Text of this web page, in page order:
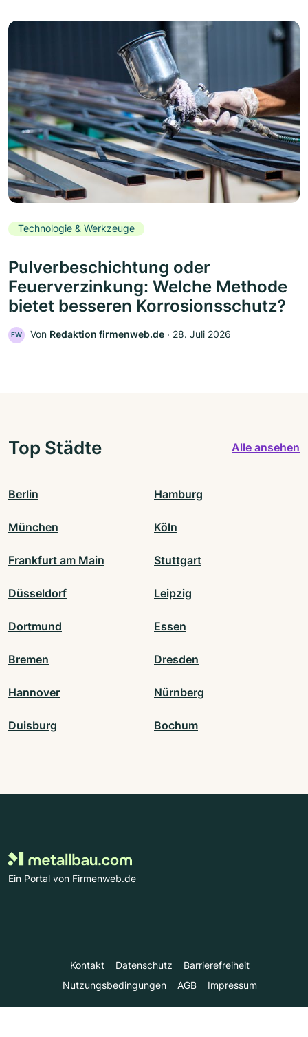
Technologie & Werkzeuge
Pulverbeschichtung oder
Feuerverzinkung: Welche Methode
bietet besseren Korrosionsschutz?
FW Von Redaktion firmenweb.de ‧ 28. Juli 2026
Top Städte Alle ansehen
Berlin Hamburg
München Köln
Frankfurt am Main Stuttgart
Düsseldorf Leipzig
Dortmund Essen
Bremen Dresden
Hannover Nürnberg
Duisburg Bochum
Ein Portal von Firmenweb.de
Kontakt Datenschutz
Barrierefreiheit
Nutzungsbedingungen
AGB Impressum